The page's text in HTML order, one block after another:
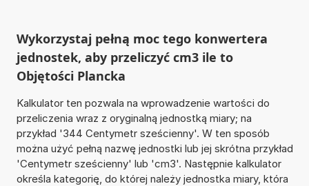
Wykorzystaj pełną moc tego konwertera
jednostek, aby przeliczyć cm3 ile to
Objętości Plancka
Kalkulator ten pozwala na wprowadzenie wartości do
przeliczenia wraz z oryginalną jednostką miary; na
przykład '344 Centymetr sześcienny'. W ten sposób
można użyć pełną nazwę jednostki lub jej skrótna przykład
'Centymetr sześcienny' lub 'cm3'. Następnie kalkulator
określa kategorię, do której należy jednostka miary, która